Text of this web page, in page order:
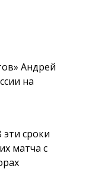
Андрей
на
эти сроки
матча с